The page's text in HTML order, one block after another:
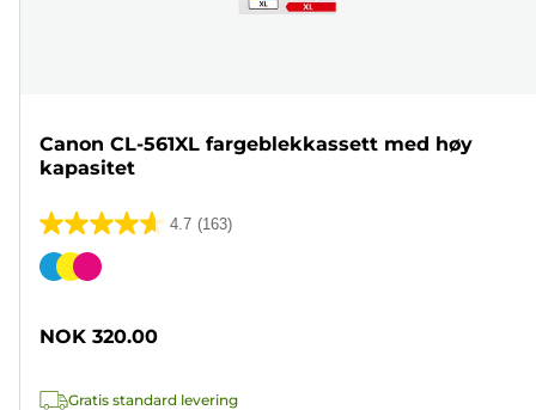
Canon CL-561XL fargeblekkassett med høy
kapasitet
4.7 (163)
4.7
av
163
Fargekassett
NOK 320.00
Gratis standard levering